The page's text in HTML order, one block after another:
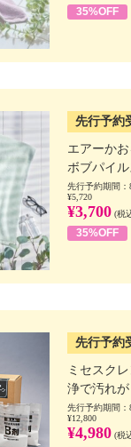
35%OFF
先行予約
エアーか
ボブパイ
先行予約期間
¥5,720
¥3,700 (税
35%OFF
先行予約
ミセスク
浄で汚れ
先行予約期間
¥12,800
¥4,980 (税